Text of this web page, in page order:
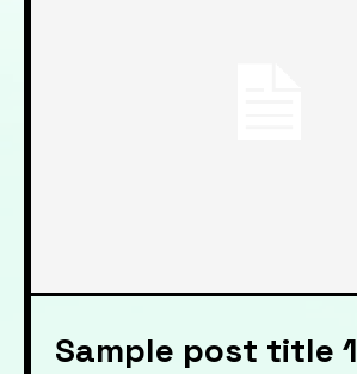
Sample post title 1